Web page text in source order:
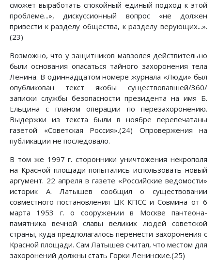
сможет выработать спокойный единый подход к этой
проблеме...», дискуссионный вопрос «не должен
привести к разделу общества, к разделу верующих...».
(23)
Возможно, что у защитников мавзолея действительно
были основания опасаться тайного захоронения тела
Ленина. В одиннадцатом номере журнала «Люди» был
опубликован текст якобы существовавшей/360/
записки службы безопасности президента на имя Б.
Ельцина с планом операции по перезахоронению.
Выдержки из текста были в ноябре перепечатаны
газетой «Советская Россия».(24) Опровержения на
публикации не последовало.
В том же 1997 г. сторонники уничтожения некрополя
на Красной площади попытались использовать новый
аргумент. 22 апреля в газете «Российские ведомости»
историк А. Латышев сообщил о существовании
совместного постановления ЦК КПСС и Совмина от 6
марта 1953 г. о сооружении в Москве пантеона-
памятника вечной славы великих людей советской
страны, куда предполагалось перенести захоронения с
Красной площади. Сам Латышев считал, что местом для
захоронений должны стать Горки Ленинские.(25)